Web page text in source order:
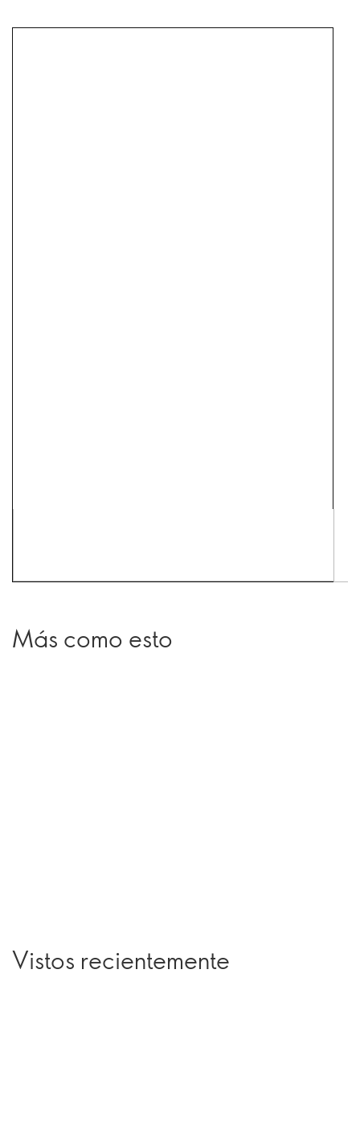
Más como esto
Vistos recientemente